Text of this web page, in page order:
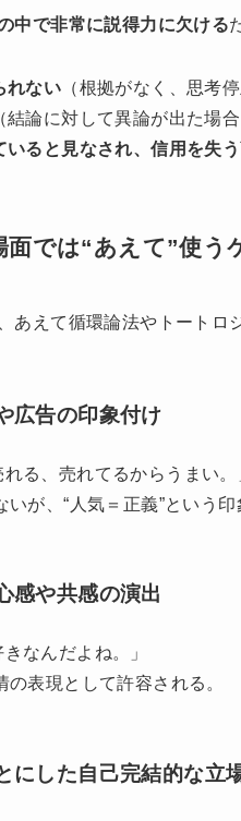
中で非常に説得力に欠ける
れない （根拠がなく、思考
（結論に対して異論が出た場
いると見なされ、信用を失う
では“あえて”使う
あえて循環論法やトートロ
広告の印象付け
る、売れてるからうまい。
が、“人気＝正義”という印
感や共感の演出
なんだよね。」
表現として許容される。
にした自己完結的な立